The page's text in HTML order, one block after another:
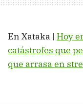
En Xataka | Hoy
catástrofes que
que arrasa en